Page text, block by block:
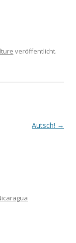
veröffentlicht.
Autsch! →